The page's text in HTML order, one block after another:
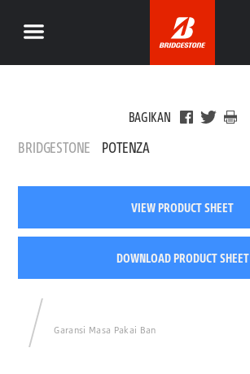
BAGIKAN
BRIDGESTONE POTENZA
VIEW PRODUCT SHEET
DOWNLOAD PRODUCT SHEET
Garansi Masa Pakai Ban